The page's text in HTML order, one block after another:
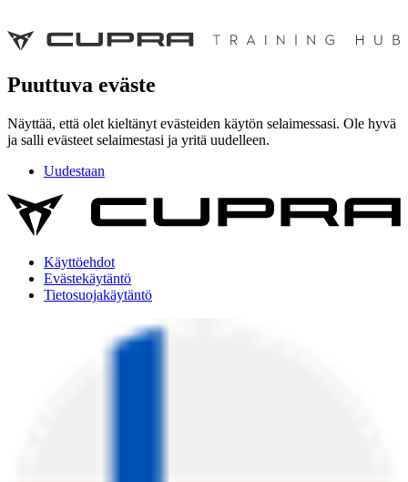
Puuttuva eväste
Näyttää, että olet kieltänyt evästeiden käytön selaimessasi. Ole hyvä
ja salli evästeet selaimestasi ja yritä uudelleen.
Uudestaan
Käyttöehdot
Evästekäytäntö
Tietosuojakäytäntö